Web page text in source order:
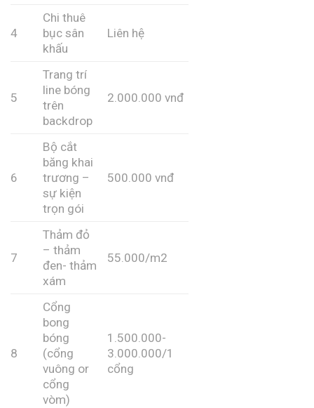
4
Chi thuê
bục sân
khấu
Liên hệ
5
Trang trí
line bóng
trên
backdrop
2.000.000 vnđ
6
Bộ cắt
băng khai
trương –
sự kiện
trọn gói
500.000 vnđ
7
Thảm đỏ
– thảm
đen- thảm
xám
55.000/m2
8
Cổng
bong
bóng
(cổng
vuông or
cổng
vòm)
1.500.000-
3.000.000/1
cổng